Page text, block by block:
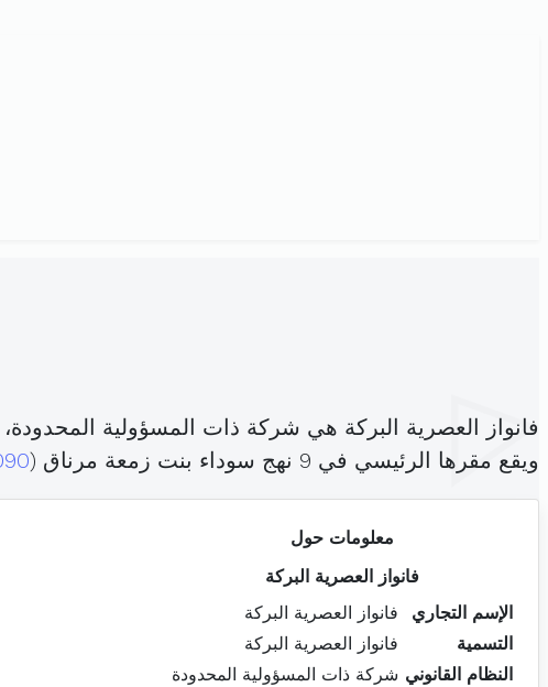
فانواز العصرية البركة هي شركة ذات المسؤولية
ويقع مقرها الرئيسي في 9 نهج سوداء بنت زمعة مرناق (
معلومات حول
فانواز العصرية البركة
الإسم التجاري
فانواز العصرية البركة
التسمية
فانواز العصرية البركة
النظام القانوني شركة ذات المسؤولية المحدودة